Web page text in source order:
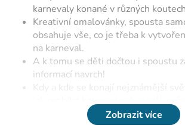
karnevaly konané v různých
Kreativní omalovánky, spousta
obsahuje vše, co je třeba k
na karneval.
A k tomu se děti dočtou i spoustu
informací navrch!
Kdy a kde se konají nejznámější
spojené s těmito událostmi?
Zobrazit více